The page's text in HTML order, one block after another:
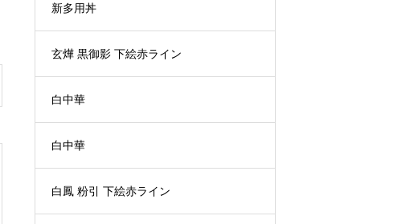
新多用丼
玄燁 黒御影 下絵赤ライン
白中華
白中華
白鳳 粉引 下絵赤ライン